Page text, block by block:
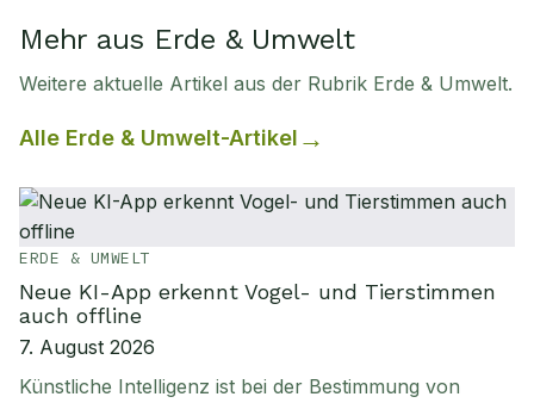
Mehr aus Erde & Umwelt
Weitere aktuelle Artikel aus der Rubrik Erde & Umwelt.
Alle Erde & Umwelt-Artikel
ERDE & UMWELT
Neue KI-App erkennt Vogel- und Tierstimmen
auch offline
7. August 2026
Künstliche Intelligenz ist bei der Bestimmung von